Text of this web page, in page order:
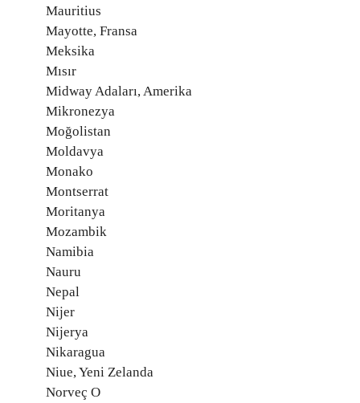
Mauritius
Mayotte, Fransa
Meksika
Mısır
Midway Adaları, Amerika
Mikronezya
Moğolistan
Moldavya
Monako
Montserrat
Moritanya
Mozambik
Namibia
Nauru
Nepal
Nijer
Nijerya
Nikaragua
Niue, Yeni Zelanda
Norveç O